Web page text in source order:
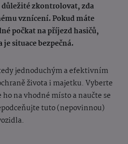
důležité zkontrolovat, zda
vznícení. Pokud máte
počkat na příjezd hasičů,
situace bezpečná.
jednoduchým a efektivním
života i majetku. Vyberte
na vhodné místo a naučte se
tuto (nepovinnou)